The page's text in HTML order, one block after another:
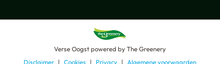
Verse Oogstpowered byThe Greenery
Disclaimer
Cookies Privacy Algemene voorwaarden